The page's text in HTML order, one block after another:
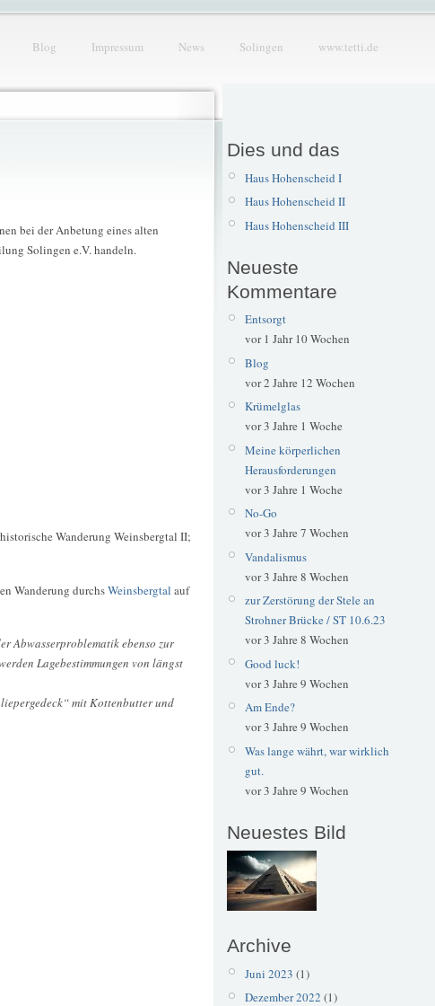
Blog Impressum News Solingen www.tetti.de
bei der Anbetung eines alten
Solingen e.V. handeln.
Wanderung Weinsbergtal II;
Wanderung durchsWeinsbergtal auf
Abwasserproblematik ebenso zur
Lagebestimmungen von längst
mit Kottenbutter und
Dies und das
Haus Hohenscheid I
Haus Hohenscheid II
Haus Hohenscheid III
Neueste
Kommentare
Entsorgt
vor 1 Jahr 10 Wochen
Blog
vor 2 Jahre 12 Wochen
Krümelglas
vor 3 Jahre 1 Woche
Meine körperlichen
Herausforderungen
vor 3 Jahre 1 Woche
No-Go
vor 3 Jahre 7 Wochen
Vandalismus
vor 3 Jahre 8 Wochen
zur Zerstörung der Stele an
Strohner Brücke / ST 10.6.23
vor 3 Jahre 8 Wochen
Good luck!
vor 3 Jahre 9 Wochen
Am Ende?
vor 3 Jahre 9 Wochen
Was lange währt, war wirklich
gut.
vor 3 Jahre 9 Wochen
Neuestes Bild
Archive
Juni 2023 (1)
Dezember 2022 (1)